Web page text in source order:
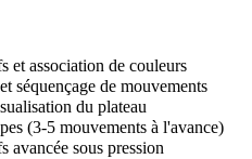
et association de couleurs
séquençage de mouvements
du plateau
(3-5 mouvements à l'avance)
avancée sous pression